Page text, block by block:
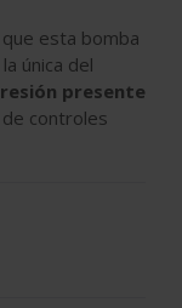
esta bomba
única del
presente
controles